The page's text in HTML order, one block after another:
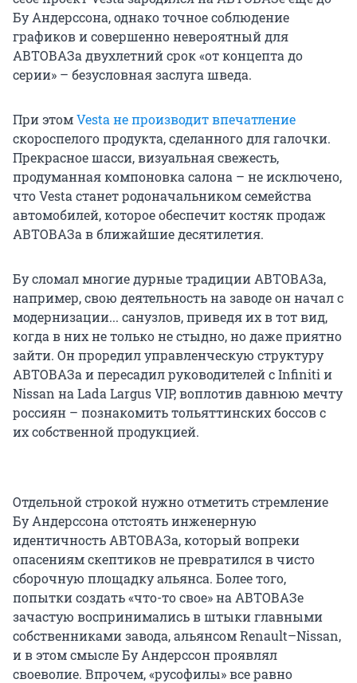
Бу Андерссона, однако точное соблюдение
графиков и совершенно невероятный для
АВТОВАЗа двухлетний срок «от концепта до
серии» – безусловная заслуга шведа.
При этомVesta не производит впечатление
скороспелого продукта, сделанного для галочки.
Прекрасное шасси, визуальная свежесть,
продуманная компоновка салона – не исключено,
что Vesta станет родоначальником семейства
автомобилей, которое обеспечит костяк продаж
АВТОВАЗа в ближайшие десятилетия.
Бу сломал многие дурные традиции АВТОВАЗа,
например, свою деятельность на заводе он начал с
модернизации... санузлов, приведя их в тот вид,
когда в них не только не стыдно, но даже приятно
зайти. Он проредил управленческую структуру
АВТОВАЗа и пересадил руководителей с Infiniti и
Nissan на Lada Largus VIP, воплотив давнюю мечту
россиян – познакомить тольяттинских боссов с
их собственной продукцией.
Отдельной строкой нужно отметить стремление
Бу Андерссона отстоять инженерную
идентичность АВТОВАЗа, который вопреки
опасениям скептиков не превратился в чисто
сборочную площадку альянса. Более того,
попытки создать «что-то свое» на АВТОВАЗе
зачастую воспринимались в штыки главными
собственниками завода, альянсом Renault–Nissan,
и в этом смысле Бу Андерссон проявлял
своеволие. Впрочем, «русофилы» все равно